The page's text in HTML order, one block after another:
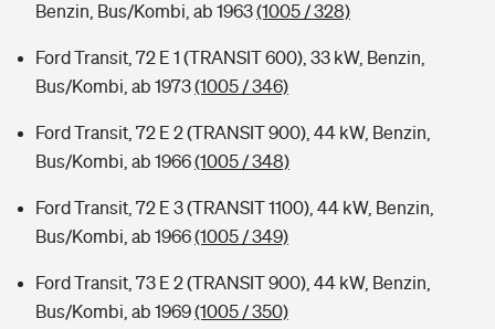
Benzin, Bus/Kombi, ab 1963(1005 / 328)
Ford Transit, 72 E 1 (TRANSIT 600), 33 kW, Benzin,
Bus/Kombi, ab 1973(1005 / 346)
Ford Transit, 72 E 2 (TRANSIT 900), 44 kW, Benzin,
Bus/Kombi, ab 1966(1005 / 348)
Ford Transit, 72 E 3 (TRANSIT 1100), 44 kW, Benzin,
Bus/Kombi, ab 1966(1005 / 349)
Ford Transit, 73 E 2 (TRANSIT 900), 44 kW, Benzin,
Bus/Kombi, ab 1969(1005 / 350)